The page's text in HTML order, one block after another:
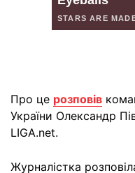
Про це розповів
України Олександр
LIGA.net.
Журналістка